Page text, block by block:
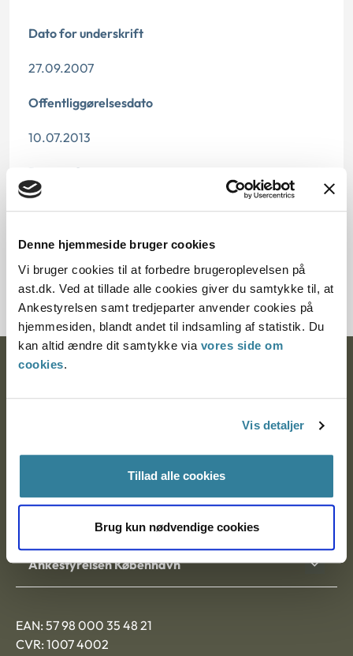
Denne hjemmeside bruger cookies
Vi bruger cookies til at forbedre brugeroplevelsen på
ast.dk. Ved at tillade alle cookies giver du samtykke til, at
Ankestyrelsen samt tredjeparter anvender cookies på
hjemmesiden, blandt andet til indsamling af statistik. Du
kan altid ændre dit samtykke via vores side om
cookies.
Vis detaljer
Tillad alle cookies
Brug kun nødvendige cookies
Dato for underskrift
27.09.2007
Offentliggørelsesdato
10.07.2013
Paragraf
§ 4 § 10
Journalnummer
3700006-07
Ankestyrelsen
Postadresse:
9000 Aalborg
Ankestyrelsen København
EAN: 57 98 000 35 48 21
CVR: 1007 4002